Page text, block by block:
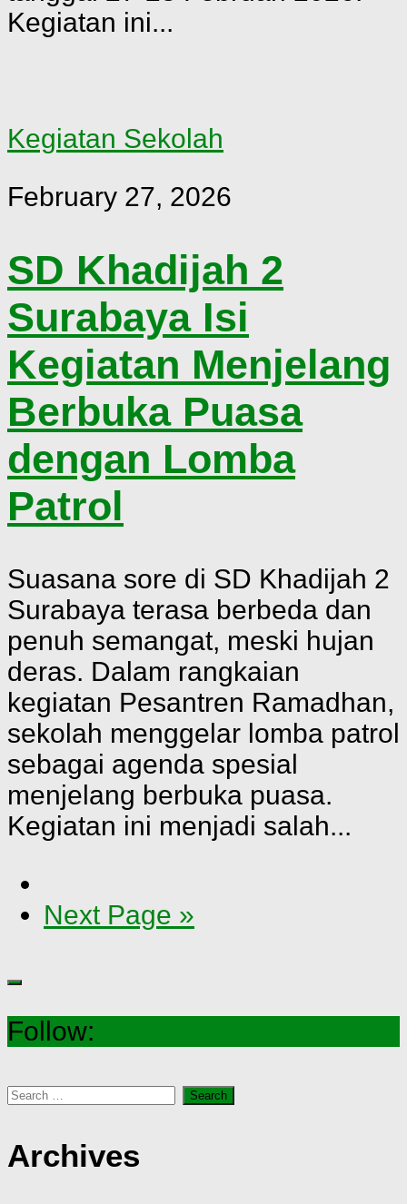
Kegiatan ini...
Kegiatan Sekolah
February 27, 2026
SD Khadijah 2
Surabaya Isi
Kegiatan Menjelang
Berbuka Puasa
dengan Lomba
Patrol
Suasana sore di SD Khadijah 2
Surabaya terasa berbeda dan
penuh semangat, meski hujan
deras. Dalam rangkaian
kegiatan Pesantren Ramadhan,
sekolah menggelar lomba patrol
sebagai agenda spesial
menjelang berbuka puasa.
Kegiatan ini menjadi salah...
Next Page »
Follow:
Search
Archives